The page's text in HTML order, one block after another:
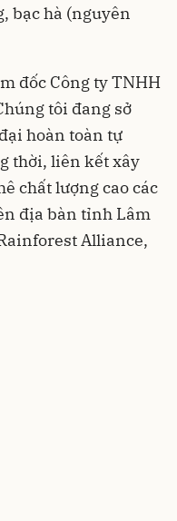
bạc hà (nguyên
đốc Công ty TNHH
tôi đang sở
hoàn toàn tự
thời, liên kết xây
chất lượng cao các
địa bàn tỉnh Lâm
Alliance,